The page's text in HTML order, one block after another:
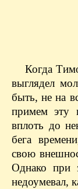
Когда
выглядел
быть, не на
примем эту
вплоть до
бега
свою
Однако при
недоумевал,